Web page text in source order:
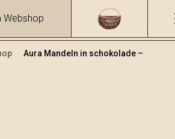
Webshop
Aura Mandeln in schokolade –